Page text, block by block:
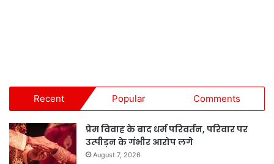
Recent Popular Comments
प्रेम विवाह के बाद धर्म परिवर्तन, परिवार पर
उत्पीड़न के गंभीर आरोप लगे
August 7, 2026